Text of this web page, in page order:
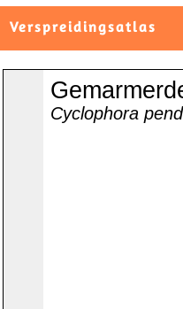
Verspreidingsatlas